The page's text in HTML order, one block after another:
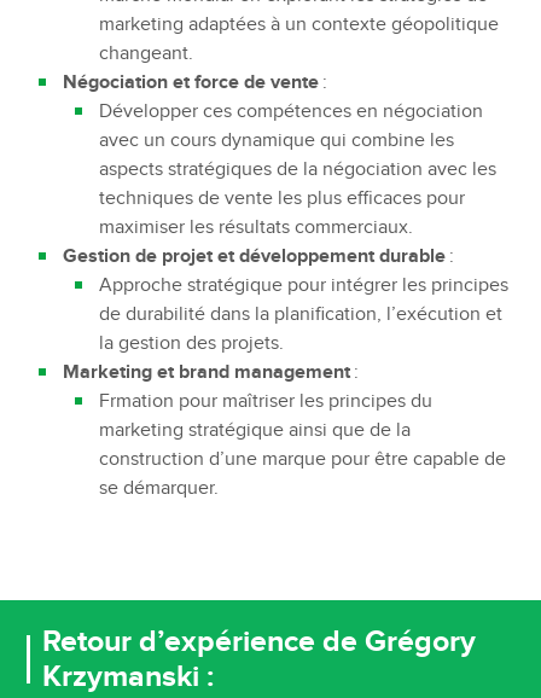
marketing adaptées à un contexte géopolitique
changeant.
Négociation et force de vente :
Développer ces compétences en négociation
avec un cours dynamique qui combine les
aspects stratégiques de la négociation avec les
techniques de vente les plus efficaces pour
maximiser les résultats commerciaux.
Gestion de projet et développement durable :
Approche stratégique pour intégrer les principes
de durabilité dans la planification, l’exécution et
la gestion des projets.
Marketing et brand management :
Frmation pour maîtriser les principes du
marketing stratégique ainsi que de la
construction d’une marque pour être capable de
se démarquer.
Retour d’expérience de Grégory
Krzymanski :